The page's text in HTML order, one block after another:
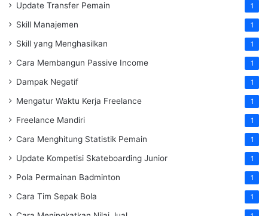
Update Transfer Pemain 1
Skill Manajemen 1
Skill yang Menghasilkan 1
Cara Membangun Passive Income 1
Dampak Negatif 1
Mengatur Waktu Kerja Freelance 1
Freelance Mandiri 1
Cara Menghitung Statistik Pemain 1
Update Kompetisi Skateboarding Junior 1
Pola Permainan Badminton 1
Cara Tim Sepak Bola 1